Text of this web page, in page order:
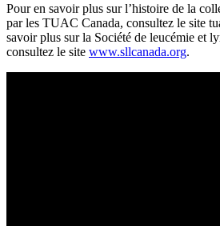
Pour en savoir plus sur l’histoire de la
par les TUAC Canada, consultez le site
savoir plus sur la Société de leucémie et
consultez le site www.sllcanada.org.